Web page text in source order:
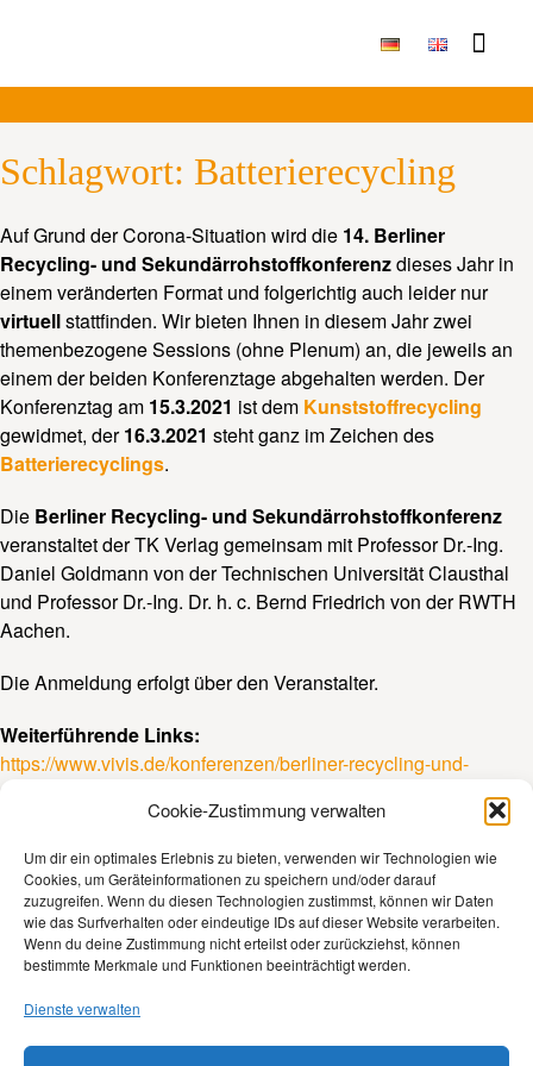
Cookie-Zustimmung verwalten
Um dir ein optimales Erlebnis zu bieten, verwenden wir Technologien wie
Cookies, um Geräteinformationen zu speichern und/oder darauf
zuzugreifen. Wenn du diesen Technologien zustimmst, können wir Daten
wie das Surfverhalten oder eindeutige IDs auf dieser Website verarbeiten.
Wenn du deine Zustimmung nicht erteilst oder zurückziehst, können
bestimmte Merkmale und Funktionen beeinträchtigt werden.
Dienste verwalten
Schlagwort: Batterierecycling
Auf Grund der Corona-Situation wird die 14. Berliner
Recycling- und Sekundärrohstoffkonferenzdieses Jahr in
einem veränderten Format und folgerichtig auch leider nur
virtuellstattfinden. Wir bieten Ihnen in diesem Jahr zwei
themenbezogene Sessions (ohne Plenum) an, die jeweils an
einem der beiden Konferenztage abgehalten werden. Der
Konferenztag am 15.3.2021 ist dem Kunststoffrecycling
gewidmet, der16.3.2021 steht ganz im Zeichen des
Batterierecyclings.
Die Berliner Recycling- und Sekundärrohstoffkonferenz
veranstaltet der TK Verlag gemeinsam mit Professor Dr.-Ing.
Daniel Goldmann von der Technischen Universität Clausthal
und Professor Dr.-Ing. Dr. h. c. Bernd Friedrich von der RWTH
Aachen.
Die Anmeldung erfolgt über den Veranstalter.
Weiterführende Links:
https://www.vivis.de/konferenzen/berliner-recycling-und-
rohstoffkonferenz/
Kontakt